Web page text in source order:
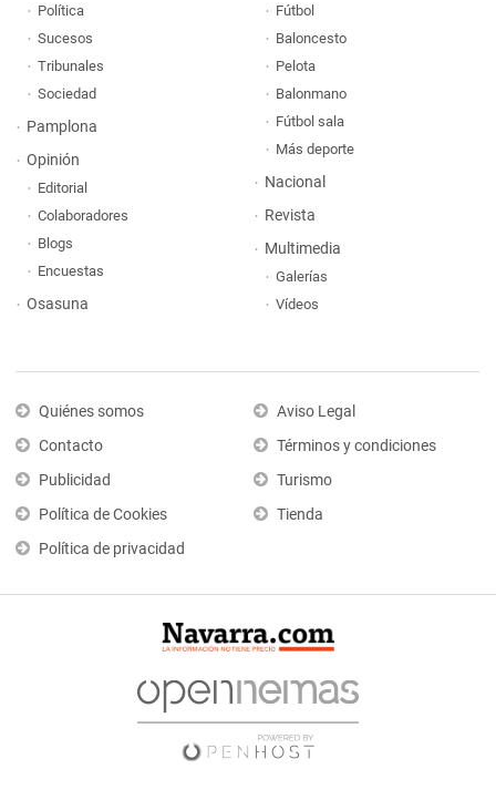
Política
Sucesos
Tribunales
Sociedad
Pamplona
Opinión
Editorial
Colaboradores
Blogs
Encuestas
Osasuna
Fútbol
Baloncesto
Pelota
Balonmano
Fútbol sala
Más deporte
Nacional
Revista
Multimedia
Galerías
Vídeos
Quiénes somos
Contacto
Publicidad
Política de Cookies
Política de privacidad
Aviso Legal
Términos y condiciones
Turismo
Tienda